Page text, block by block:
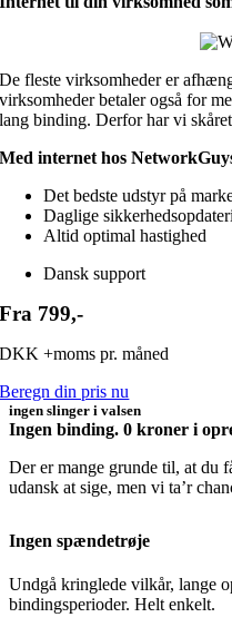
De fleste virksomheder er
virksomheder betaler også for
lang binding. Derfor har vi
Med internet hos
Det bedste udstyr på
Daglige
Altid optimal hastighed
Dansk support
Fra 799,-
DKK +moms pr. måned
Beregn din pris nu
ingen slinger i valsen
Ingen binding. 0 kroner i
Der ermange grunde til, at du
udansk at sige, men vi ta’r
Ingen spændetrøje
Undgå kringlede vilkår, lange
bindingsperioder. Helt enkelt.